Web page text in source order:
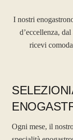
I nostri
d’eccellenza,
ricevi
Ogni mese, il